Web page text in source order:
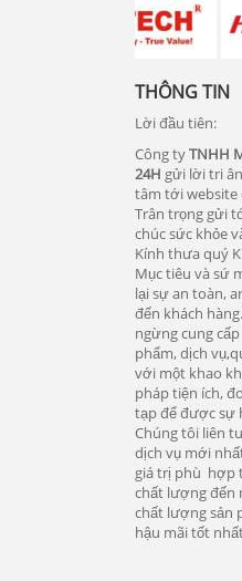
THÔNG TIN
Lời đầu tiên:
Công tyTNHH
24H gửi lời tri
tâm tới website
Trân trọng gửi
chúc sức khỏe
Kính thưa quý
Mục tiêu và sứ
lại sự an toàn,
đến khách
ngừng cung
phẩm, dịch
với một khao
pháp tiện ích,
tạp để được sự
Chúng tôi liên
dịch vụ mới
giá trị phù hợp
chất lượng đến
chất lượng sản
hậu mãi tốt